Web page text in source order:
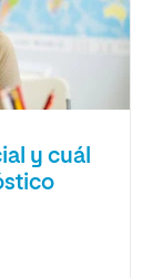
y cuál